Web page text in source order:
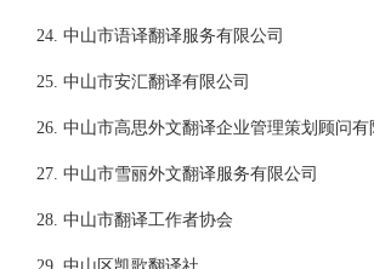
24. 中山市语译翻译服务有限公司
25. 中山市安汇翻译有限公司
26. 中山市高思外文翻译企业管理策划顾问有
27. 中山市雪丽外文翻译服务有限公司
28. 中山市翻译工作者协会